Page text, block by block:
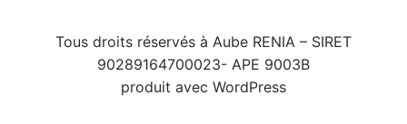
Tous droits réservés à Aube RENIA – SIRET
90289164700023- APE 9003B
produit avec WordPress